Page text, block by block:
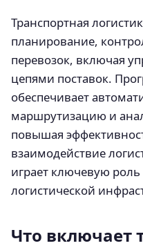
Транспортная
планирование,
перевозок, включая
цепями поставок.
обеспечивает
маршрутизацию и
повышая
взаимодействие
играет ключевую
логистической
Что включает